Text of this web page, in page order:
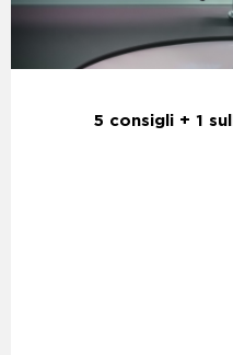
5 consigli + 1